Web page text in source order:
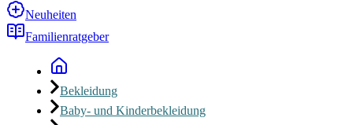
Neuheiten
Familienratgeber
Bekleidung
Baby- und Kinderbekleidung